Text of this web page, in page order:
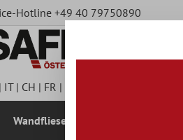
Hotline +49 40 79750890
IT| CH | FR |
Wandfliesen